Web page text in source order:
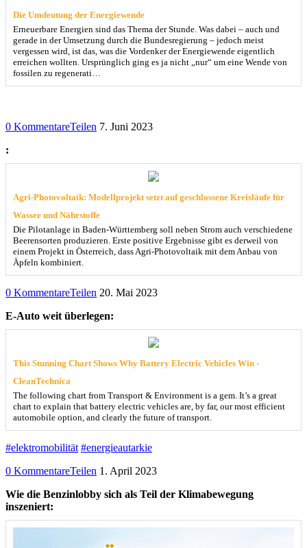
Die Umdeutung der Energiewende
Erneuerbare Energien sind das Thema der Stunde. Was dabei – auch und
gerade in der Umsetzung durch die Bundesregierung – jedoch meist
vergessen wird, ist das, was die Vordenker der Energiewende eigentlich
erreichen wollten. Ursprünglich ging es ja nicht „nur“ um eine Wende von
fossilen zu regenerati…
0 KommentareTeilen 7. Juni 2023
:
Agri-Photovoltaik: Modellprojekt setzt auf geschlossene Kreisläufe für
Wasser und Nährstoffe
Die Pilotanlage in Baden-Württemberg soll neben Strom auch verschiedene
Beerensorten produzieren. Erste positive Ergebnisse gibt es derweil von
einem Projekt in Österreich, dass Agri-Photovoltaik mit dem Anbau von
Äpfeln kombiniert.
0 KommentareTeilen 20. Mai 2023
E-Auto weit überlegen:
This Stunning Chart Shows Why Battery Electric Vehicles Win -
CleanTechnica
The following chart from Transport & Environment is a gem. It’s a great
chart to explain that battery electric vehicles are, by far, our most efficient
automobile option, and clearly the future of transport.
#elektromobilität #energieautarkie
0 KommentareTeilen 1. April 2023
Wie die Benzinlobby sich als Teil der Klimabewegung
inszeniert: